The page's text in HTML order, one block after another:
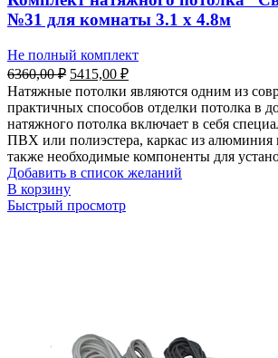
№31 для комнаты 3.1 х 4.8м
Не полный комплект
6360,00₽ Первоначальная
цена
составляла
6360,00 ₽.
5415,00 ₽Текущая
цена:
5415,00 ₽.
Натяжные потолки являются одним из
практичных способов отделки потолка в
натяжного потолка включает в себя
ПВХ или полиэстера, каркас из алюминия
также необходимые компоненты для
Добавить в список желаний
В корзину
Быстрый просмотр